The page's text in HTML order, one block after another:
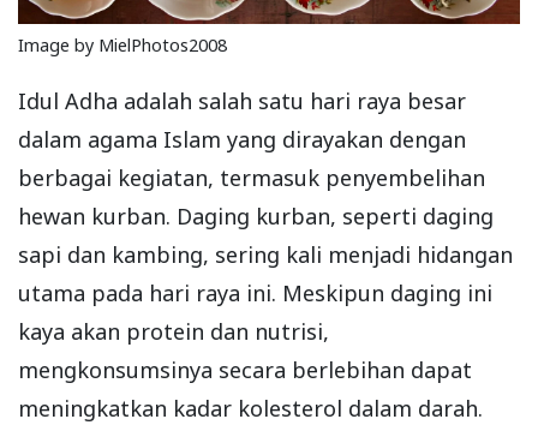
Image by MielPhotos2008
Idul Adha adalah salah satu hari raya besar
dalam agama Islam yang dirayakan dengan
berbagai kegiatan, termasuk penyembelihan
hewan kurban. Daging kurban, seperti daging
sapi dan kambing, sering kali menjadi hidangan
utama pada hari raya ini. Meskipun daging ini
kaya akan protein dan nutrisi,
mengkonsumsinya secara berlebihan dapat
meningkatkan kadar kolesterol dalam darah.